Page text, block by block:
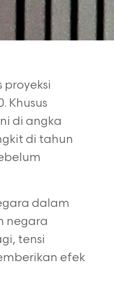
proyeksi
Khusus
di angka
di tahun
dalam
negara
tensi
efek